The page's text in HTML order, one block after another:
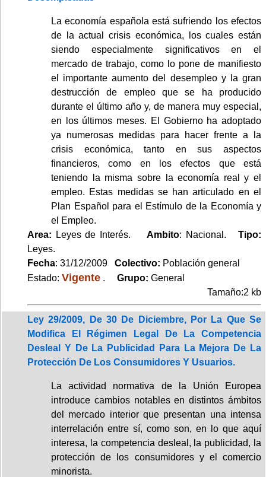
La economía española está sufriendo los efectos
de la actual crisis económica, los cuales están
siendo especialmente significativos en el
mercado de trabajo, como lo pone de manifiesto
el importante aumento del desempleo y la gran
destrucción de empleo que se ha producido
durante el último año y, de manera muy especial,
en los últimos meses. El Gobierno ha adoptado
ya numerosas medidas para hacer frente a la
crisis económica, tanto en sus aspectos
financieros, como en los efectos que está
teniendo la misma sobre la economía real y el
empleo. Estas medidas se han articulado en el
Plan Español para el Estímulo de la Economía y
el Empleo.
Area: Leyes de Interés.Ambito: Nacional.Tipo:
Leyes.
Fecha: 31/12/2009 Colectivo: Población general
Estado: Vigente . Grupo: General
Tamaño:2 kb
Ley 29/2009, De 30 De Diciembre, Por La Que Se
Modifica El Régimen Legal De La Competencia
Desleal Y De La Publicidad Para La Mejora De La
Protección De Los Consumidores Y Usuarios.
La actividad normativa de la Unión Europea
introduce cambios notables en distintos ámbitos
del mercado interior que presentan una intensa
interrelación entre sí, como son, en lo que aquí
interesa, la competencia desleal, la publicidad, la
protección de los consumidores y el comercio
minorista.